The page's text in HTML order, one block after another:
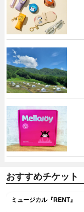
おすすめチケット
ミュージカル『RENT』